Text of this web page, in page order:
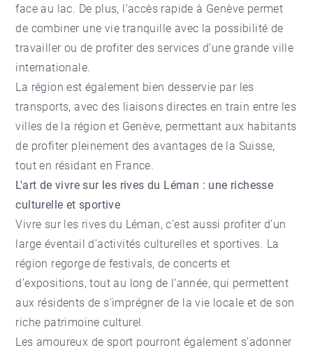
face au lac. De plus, l’accès rapide à Genève permet
de combiner une vie tranquille avec la possibilité de
travailler ou de profiter des services d’une grande ville
internationale.
La région est également bien desservie par les
transports, avec des liaisons directes en train entre les
villes de la région et Genève, permettant aux habitants
de profiter pleinement des avantages de la Suisse,
tout en résidant en France.
L'art de vivre sur les rives du Léman : une richesse
culturelle et sportive
Vivre sur les rives du Léman, c’est aussi profiter d’un
large éventail d’activités culturelles et sportives. La
région regorge de festivals, de concerts et
d’expositions, tout au long de l’année, qui permettent
aux résidents de s'imprégner de la vie locale et de son
riche patrimoine culturel.
Les amoureux de sport pourront également s’adonner